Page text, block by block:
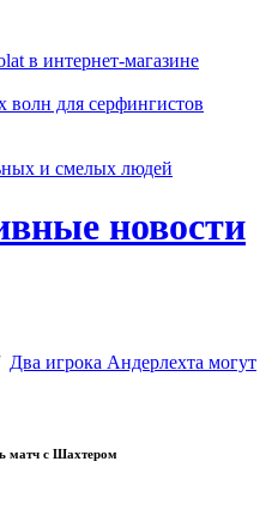
в интернет-магазине
волн для серфингистов
и смелых людей
новости
Два игрока Андерлехта могут
матч с Шахтером